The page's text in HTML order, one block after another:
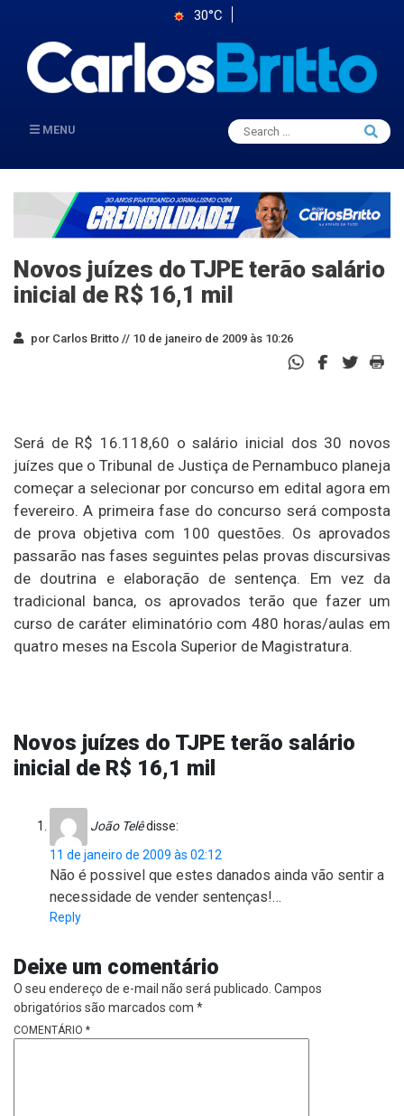
30°C
MENU
Search
for:
Search
Novos juízes do TJPE terão salário
inicial de R$ 16,1 mil
por Carlos Britto // 10 de janeiro de 2009 às 10:26
Será de R$ 16.118,60 o salário inicial dos 30 novos
juízes que o Tribunal de Justiça de Pernambuco planeja
começar a selecionar por concurso em edital agora em
fevereiro. A primeira fase do concurso será composta
de prova objetiva com 100 questões. Os aprovados
passarão nas fases seguintes pelas provas discursivas
de doutrina e elaboração de sentença. Em vez da
tradicional banca, os aprovados terão que fazer um
curso de caráter eliminatório com 480 horas/aulas em
quatro meses na Escola Superior de Magistratura.
Novos juízes do TJPE terão salário
inicial de R$ 16,1 mil
João Telêdisse:
11 de janeiro de 2009 às 02:12
Não é possivel que estes danados ainda vão sentir a
necessidade de vender sentenças!…
Reply
Deixe um comentário
O seu endereço de e-mail não será publicado. Campos
obrigatórios são marcados com *
COMENTÁRIO *